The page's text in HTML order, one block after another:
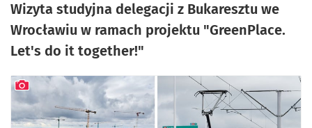
Wizyta studyjna delegacji z Bukaresztu we
Wrocławiu w ramach projektu "GreenPlace.
Let's do it together!"